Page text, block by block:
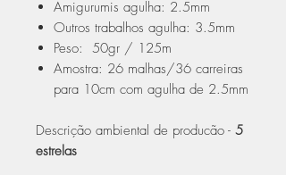
Amigurumis agulha: 2.5mm
Outros trabalhos agulha: 3.5mm
Peso: 50gr / 125m
Amostra: 26 malhas/36 carreiras
para 10cm com agulha de 2.5mm
Descrição ambiental de producão - 5
estrelas